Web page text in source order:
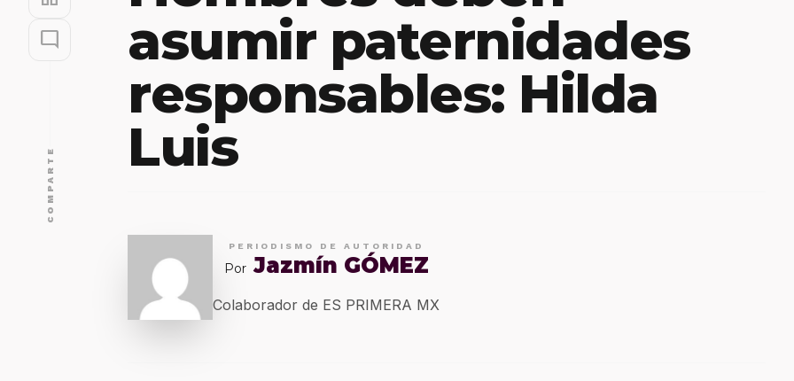
mode_comment
COMPARTE
asumir paternidades
responsables: Hilda
Luis
PERIODISMO DE AUTORIDAD
Por Jazmín GÓMEZ
Colaborador de ES PRIMERA MX